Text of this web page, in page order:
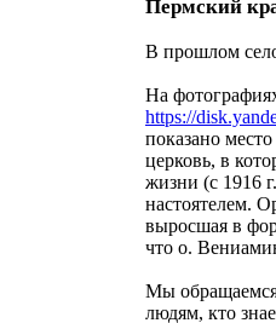
Пермский
В прошлом
На
https://
показано
церковь, в
жизни (с 1916
настоятелем.
выросшая в
что о.
Мы
людям, кто